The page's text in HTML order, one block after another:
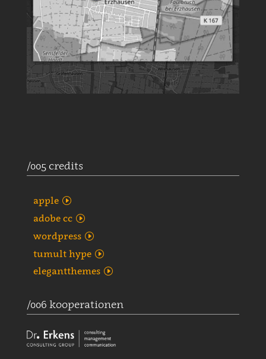
/005 credits
apple
adobe cc
wordpress
tumult hype
elegantthemes
/006 kooperationen